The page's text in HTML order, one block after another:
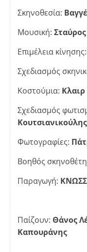
Σκηνοθεσία:
Μουσική:
Επιμέλεια κίνησης:
Σχεδιασμός
Κοστούμια:
Σχεδιασμός
Κουτσιανικούλης
Φωτογραφίες:
Βοηθός
Παραγωγή:
Παίζουν: Θάνος
Καπουράνης